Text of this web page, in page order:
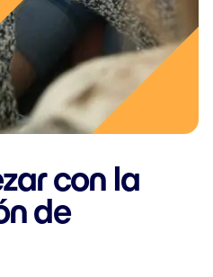
con la
de